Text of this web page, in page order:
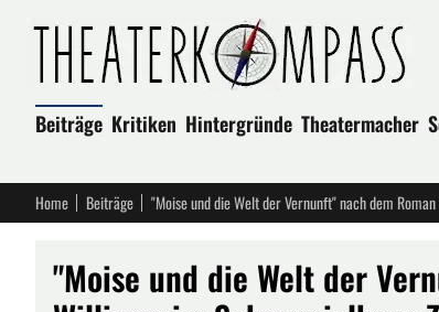
Beiträge Kritiken Hintergründe Theatermacher
Home Beiträge "Moise und die Welt der Vernunft" nach dem
"Moise und die Welt der